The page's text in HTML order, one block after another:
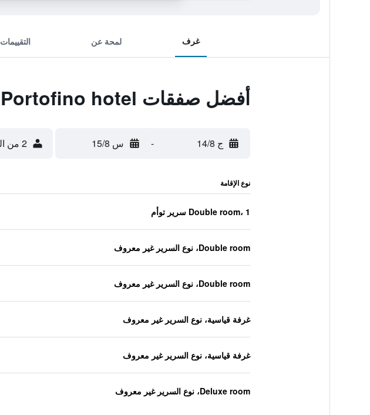
غرف لمحة عن التقييمات
أفضل صفقات Portofino hotel
ج 14/8 - س 15/8 2 من الضيوف، غرفة واحدة
نوع الإقامة
Double room، 1 سرير توأم
Double room، نوع السرير غير معروف
Double room، نوع السرير غير معروف
غرفة قياسية، نوع السرير غير معروف
غرفة قياسية، نوع السرير غير معروف
Deluxe room، نوع السرير غير معروف